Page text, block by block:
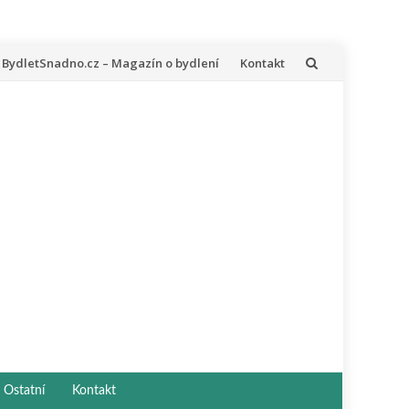
Přeskočit
BydletSnadno.cz – Magazín o bydlení Kontakt
Ostatní Kontakt